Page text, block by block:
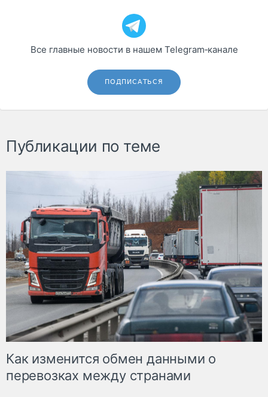
Все главные новости в нашем Telegram‑канале
ПОДПИСАТЬСЯ
Публикации по теме
Как изменится обмен данными о
перевозках между странами